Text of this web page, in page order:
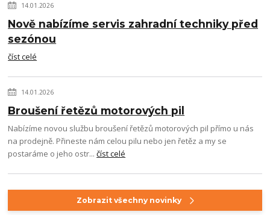
14.01.2026
Nově nabízíme servis zahradní techniky před
sezónou
číst celé
14.01.2026
Broušení řetězů motorových pil
Nabízíme novou službu broušení řetězů motorových pil přímo u nás
na prodejně. Přineste nám celou pilu nebo jen řetěz a my se
postaráme o jeho ostr...číst celé
Zobrazit všechny novinky